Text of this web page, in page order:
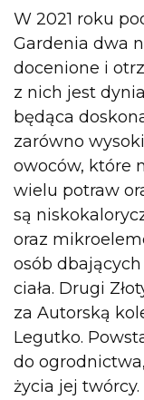
W 2021 roku
Gardenia dwa
docenione i
z nich jest
będąca
zarówno
owoców, które
wielu potraw
są
oraz
osób
ciała. Drugi
za Autorską
Legutko.
do
życia jej